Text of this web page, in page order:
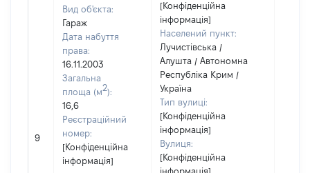
9
Вид об'єкта:
Гараж
Дата набуття
права:
16.11.2003
Загальна
площа (м2):
16,6
Реєстраційний
номер:
[Конфіденційна
інформація]
[Конфіденційна
інформація]
Населений пункт:
Лучистівська /
Алушта / Автономна
Республіка Крим /
Україна
Тип вулиці:
[Конфіденційна
інформація]
Вулиця:
[Конфіденційна
інформація]